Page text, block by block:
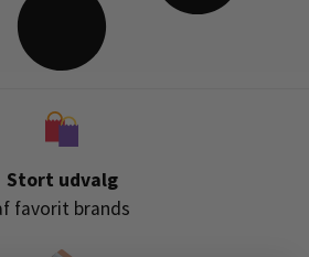
Stort udvalg
favorit brands